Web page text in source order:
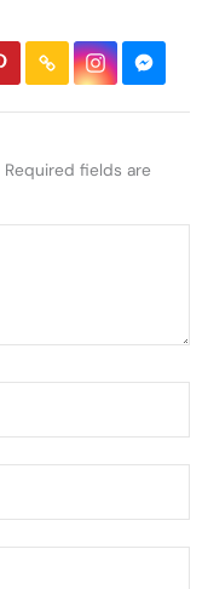
Required fields are